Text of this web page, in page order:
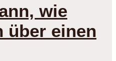
wie
über einen